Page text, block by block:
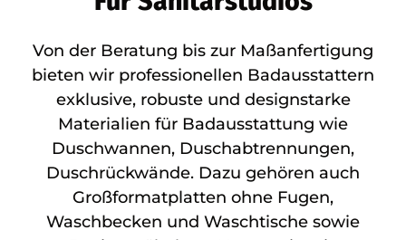
Von der Beratung bis zur Maßanfertigung
bieten wir professionellen Badausstattern
exklusive, robuste und designstarke
Materialien für Badausstattung wie
Duschwannen, Duschabtrennungen,
Duschrückwände. Dazu gehören auch
Großformatplatten ohne Fugen,
Waschbecken und Waschtische sowie